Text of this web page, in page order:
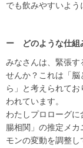
でも飲みやすいよう
ー どのような仕
みなさんは、緊張す
せんか？これは「
ら」と考えられて
われています。
わたしプロローグ
腸相関」の推定メ
モンの変動を調整